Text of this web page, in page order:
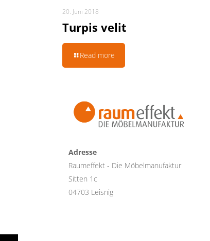
20. Juni 2018
Turpis velit
Read more
Adresse
Raumeffekt - Die Möbelmanufaktur
Sitten 1c
04703 Leisnig